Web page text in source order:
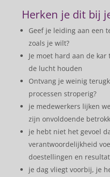
Herken je dit bij
Geef je leiding aan een
zoals je wilt?
Je moet hard aan de
de lucht houden
Ontvang je weinig
processen stroperig?
je medewerkers lijken
zijn onvoldoende
je hebt niet het gevoel
verantwoordelijkheid
doestellingen en
je dag vliegt voorbij, je